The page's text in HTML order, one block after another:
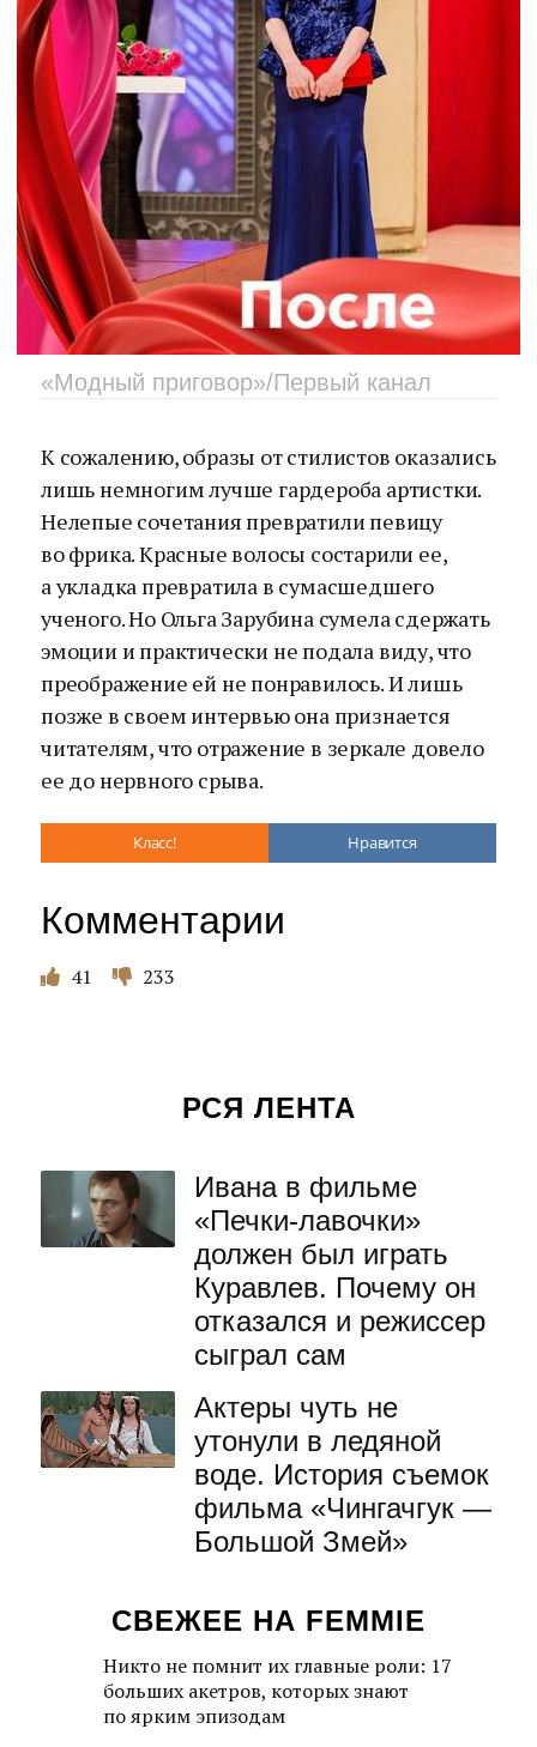
«Модный приговор»/Первый канал
К сожалению, образы от стилистов оказались
лишь немногим лучше гардероба артистки.
Нелепые сочетания превратили певицу
во фрика. Красные волосы состарили ее,
а укладка превратила в сумасшедшего
ученого. Но Ольга Зарубина сумела сдержать
эмоции и практически не подала виду, что
преображение ей не понравилось. И лишь
позже в своем интервью она признается
читателям, что отражение в зеркале довело
ее до нервного срыва.
Класс! Нравится
Комментарии
41 233
РСЯ ЛЕНТА
Ивана в фильме
«Печки-лавочки»
должен был играть
Куравлев. Почему он
отказался и режиссер
сыграл сам
Актеры чуть не
утонули в ледяной
воде. История съемок
фильма «Чингачгук —
Большой Змей»
СВЕЖЕЕ НА FEMMIE
Никто не помнит их главные роли: 17
больших акетров, которых знают
по ярким эпизодам